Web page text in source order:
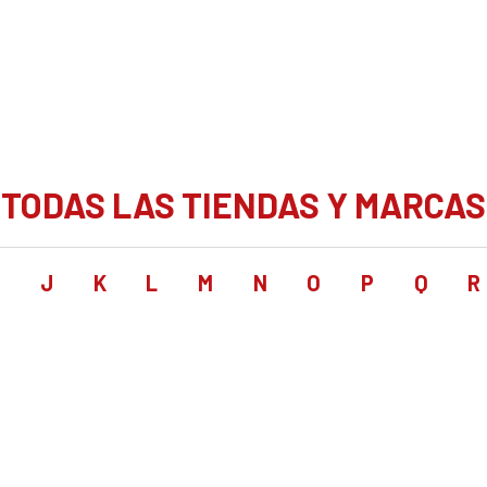
TODAS LAS TIENDAS Y MARCAS
J K L M N O P Q R